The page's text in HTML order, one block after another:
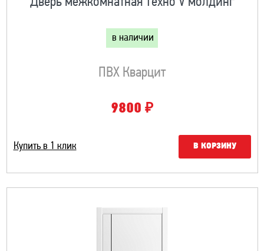
в наличии
ПВХ Кварцит
9800 ₽
Купить в 1 клик В КОРЗИНУ